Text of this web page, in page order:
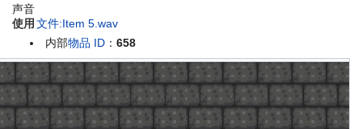
声音
使用 文件:Item 5.wav
内部物品 ID ：658